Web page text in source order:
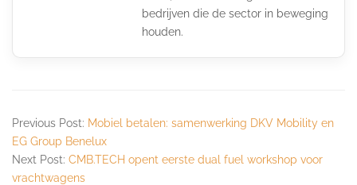
bedrijven die de sector in beweging
houden.
Previous Post: Mobiel betalen: samenwerking DKV Mobility en
EG Group Benelux
Next Post: CMB.TECH opent eerste dual fuel workshop voor
vrachtwagens